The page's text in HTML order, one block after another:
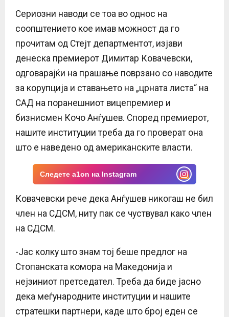
N
U
Сериозни наводи се тоа во однос на
соопштението кое имав можност да го
прочитам од Стејт департментот, изјави
денеска премиерот Димитар Ковачевски,
одговарајќи на прашање поврзано со наводите
за корупција и ставањето на „црната листа“ на
САД на поранешниот вицепремиер и
бизнисмен Кочо Анѓушев. Според премиерот,
нашите институции треба да го проверат она
што е наведено од американските власти.
Следете a1on на Instagram
Ковачевски рече дека Анѓушев никогаш не бил
член на СДСМ, ниту пак се чуствувал како член
на СДСМ.
-Јас колку што знам тој беше предлог на
Стопанската комора на Македонија и
нејзиниот претседател. Треба да биде јасно
дека меѓународните институции и нашите
стратешки партнери, каде што број еден се